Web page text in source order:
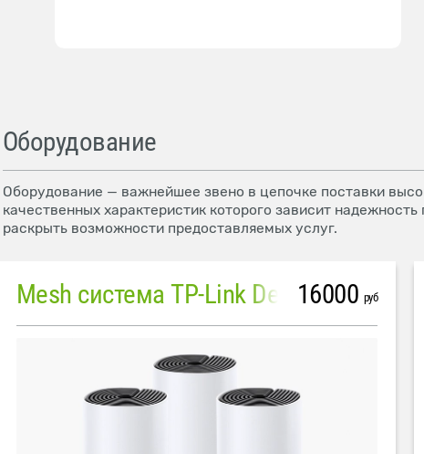
Оборудование
Оборудование — важнейшее звено в цепочке поставки
качественных характеристик которого зависит
раскрыть возможности предоставляемых услуг.
Mesh система TP-Link Deco M4 (3 устройства)
16000 руб